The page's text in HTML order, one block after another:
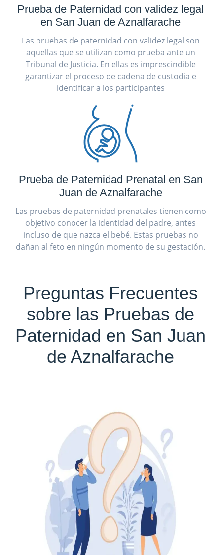
Prueba de Paternidad con validez legal
en San Juan de Aznalfarache
Las pruebas de paternidad con validez legal son
aquellas que se utilizan como prueba ante un
Tribunal de Justicia. En ellas es imprescindible
garantizar el proceso de cadena de custodia e
identificar a los participantes
Prueba de Paternidad Prenatal en San
Juan de Aznalfarache
Las pruebas de paternidad prenatales tienen como
objetivo conocer la identidad del padre, antes
incluso de que nazca el bebé. Estas pruebas no
dañan al feto en ningún momento de su gestación.
Preguntas Frecuentes
sobre las Pruebas de
Paternidad en San Juan
de Aznalfarache